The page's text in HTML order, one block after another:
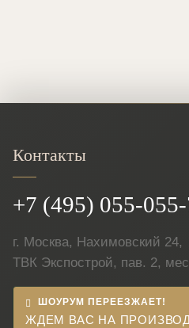
Контакты
+7 (495) 055-
г. Москва, Нахимовский 24,
ТВК Экспострой, пав. 2,
ШОУРУМ ПЕРЕЕЗЖАЕТ!
ЖДЕМ ВАС НА